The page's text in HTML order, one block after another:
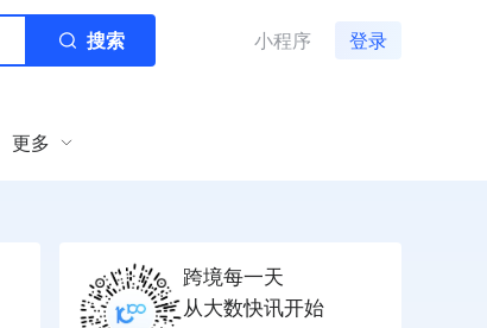
搜索 小程序 登录
更多
跨境每一天
从大数快讯开始